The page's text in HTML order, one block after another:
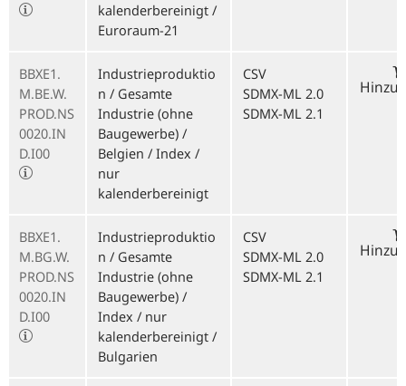
kalenderbereinigt /
Euroraum-21
BBXE1.
M.BE.W.
PROD.NS
0020.IN
D.I00
Industrieproduktio
n / Gesamte
Industrie (ohne
Baugewerbe) /
Belgien / Index /
nur
kalenderbereinigt
CSV
SDMX-ML 2.0
SDMX-ML 2.1
BBXE1.
M.BG.W.
PROD.NS
0020.IN
D.I00
Industrieproduktio
n / Gesamte
Industrie (ohne
Baugewerbe) /
Index / nur
kalenderbereinigt /
Bulgarien
CSV
SDMX-ML 2.0
SDMX-ML 2.1